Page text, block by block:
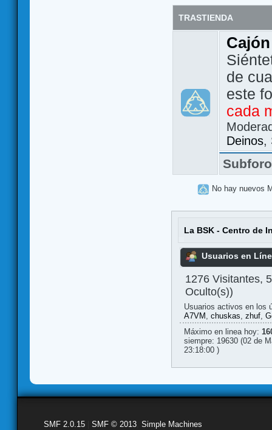
TRASTIENDA
de
este
cada
Deinos,
No hay nuevos
La BSK - Centro de
Usuarios en
1276 Visitantes,
Oculto(s))
Usuarios activos en los
A7VM , chuskas, zhuf,
Máximo en linea hoy:
siempre: 19630 (02 de
23:18:00 )
SMF 2.0.15 SMF © 2013 Simple Machines